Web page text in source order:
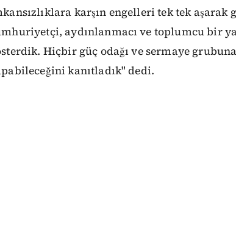
karşın engelleri tek tek
aydınlanmacı ve toplumcu bir
Hiçbir güç odağı ve sermaye
kanıtladık" dedi.